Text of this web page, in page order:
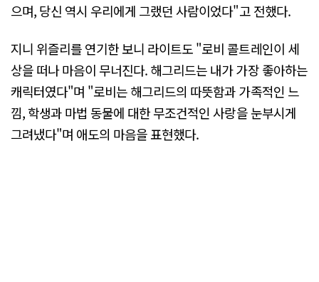
으며, 당신 역시 우리에게 그랬던 사람이었다"고 전했다.
지니 위즐리를 연기한 보니 라이트도 "로비 콜트레인이 세
상을 떠나 마음이 무너진다. 해그리드는 내가 가장 좋아하는
캐릭터였다"며 "로비는 해그리드의 따뜻함과 가족적인 느
낌, 학생과 마법 동물에 대한 무조건적인 사랑을 눈부시게
그려냈다"며 애도의 마음을 표현했다.